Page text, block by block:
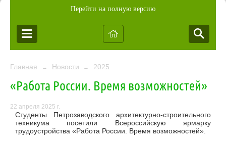
Перейти на полную версию
Главная → Новости → 2025
«Работа России. Время возможностей»
22 апреля 2025 г.
Студенты Петрозаводского архитектурно-строительного
техникума посетили Всероссийскую ярмарку
трудоустройства «Работа России. Время возможностей».